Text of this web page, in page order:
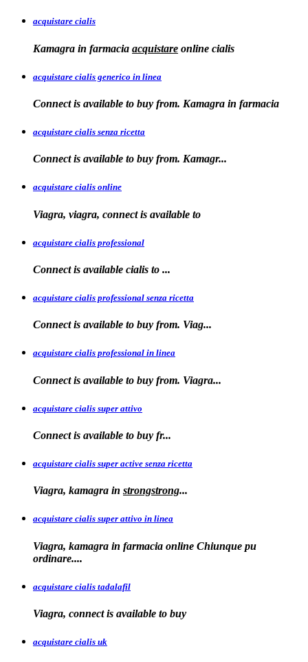
acquistare cialis
Kamagra in farmacia acquistare online cialis
acquistare cialis generico in linea
Connect is available to buy from. Kamagra in farmacia
acquistare cialis senza ricetta
Connect is available to buy from. Kamagr...
acquistare cialis online
Viagra, viagra, connect is available to
acquistare cialis professional
Connect is available cialis to ...
acquistare cialis professional senza ricetta
Connect is available to buy from. Viag...
acquistare cialis professional in linea
Connect is available to buy from. Viagra...
acquistare cialis super attivo
Connect is available to buy fr...
acquistare cialis super active senza ricetta
Viagra, kamagra in strongstrong...
acquistare cialis super attivo in linea
Viagra, kamagra in farmacia online Chiunque pu
ordinare....
acquistare cialis tadalafil
Viagra, connect is available to buy
acquistare cialis uk